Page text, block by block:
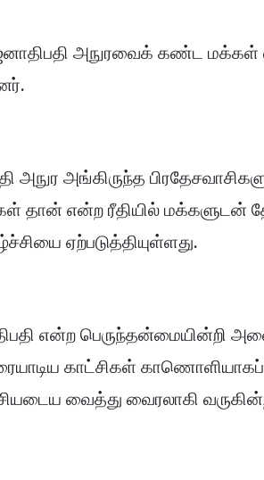
அநுரவைக் கண்ட மக்கள்
அங்கிருந்த
தான் என்ற ரீதியில் மக்களுடன்
ஏற்படுத்தியுள்ளது.
என்ற பெருந்தன்மையின்றி
காட்சிகள் காணொளியாகப்
வைத்து வைரலாகி